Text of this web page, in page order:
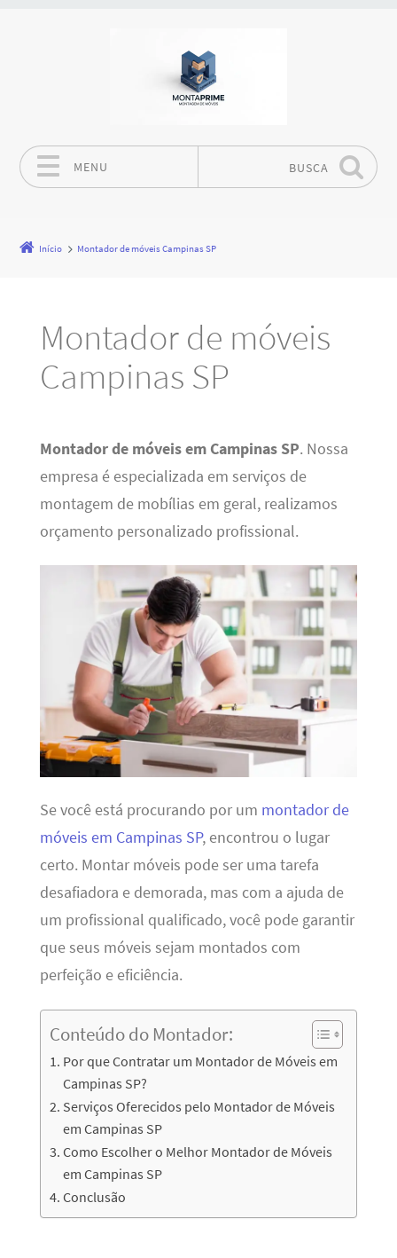
MENU BUSCA
Início Montador de móveis Campinas SP
Montador de móveis
Campinas SP
Montador de móveis em Campinas SP. Nossa
empresa é especializada em serviços de
montagem de mobílias em geral, realizamos
orçamento personalizado profissional.
Se você está procurando por um montador de
móveis em Campinas SP, encontrou o lugar
certo. Montar móveis pode ser uma tarefa
desafiadora e demorada, mas com a ajuda de
um profissional qualificado, você pode garantir
que seus móveis sejam montados com
perfeição e eficiência.
Conteúdo do Montador:
Por que Contratar um Montador de Móveis em
Campinas SP?
Serviços Oferecidos pelo Montador de Móveis
em Campinas SP
Como Escolher o Melhor Montador de Móveis
em Campinas SP
Conclusão